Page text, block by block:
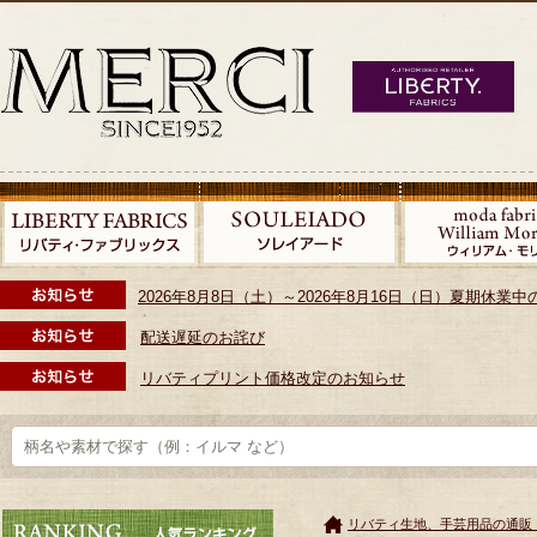
2026年8月8日（土）～2026年8月16日（日）夏期休業中
配送遅延のお詫び
リバティプリント価格改定のお知らせ
リバティ生地、手芸用品の通